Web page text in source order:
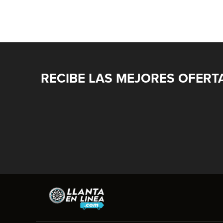
RECIBE LAS MEJORES